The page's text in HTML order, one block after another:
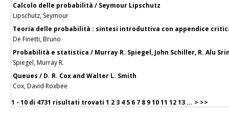
Calcolo delle probabilità / Seymour Lipschutz
Lipschutz, Seymour
Teoria delle probabilità : sintesi introduttiva con appendice
De Finetti, Bruno
Probabilità e statistica / Murray R. Spiegel, John Schiller, R. Alu
Spiegel, Murray R.
Queues / D. R. Cox and Walter L. Smith
Cox, David Roxbee
1 - 10 di 4731 risultati trovati 1 2 3 4 5 6 7 8 91011 1213 ... > >>